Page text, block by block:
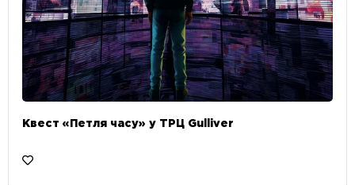
Квест «Петля часу» у ТРЦ Gulliver